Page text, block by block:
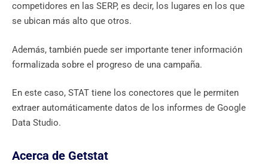
competidores en las SERP, es decir, los lugares en los que
se ubican más alto que otros.
Además, también puede ser importante tener información
formalizada sobre el progreso de una campaña.
En este caso, STAT tiene los conectores que le permiten
extraer automáticamente datos de los informes de Google
Data Studio.
Acerca de Getstat